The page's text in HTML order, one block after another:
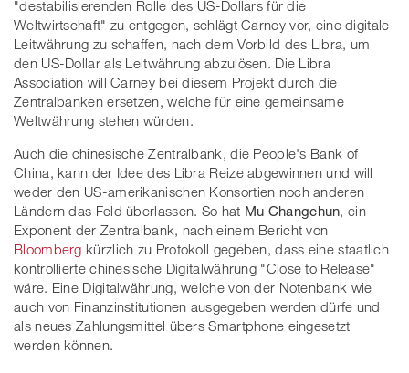
"destabilisierenden Rolle des US-Dollars für die
Weltwirtschaft" zu entgegen, schlägt Carney vor, eine digitale
Leitwährung zu schaffen, nach dem Vorbild des Libra, um
den US-Dollar als Leitwährung abzulösen. Die Libra
Association will Carney bei diesem Projekt durch die
Zentralbanken ersetzen, welche für eine gemeinsame
Weltwährung stehen würden.
Auch die chinesische Zentralbank, die People's Bank of
China, kann der Idee des Libra Reize abgewinnen und will
weder den US-amerikanischen Konsortien noch anderen
Ländern das Feld überlassen. So hat Mu Changchun, ein
Exponent der Zentralbank, nach einem Bericht von
Bloomberg kürzlich zu Protokoll gegeben, dass eine staatlich
kontrollierte chinesische Digitalwährung "Close to Release"
wäre. Eine Digitalwährung, welche von der Notenbank wie
auch von Finanzinstitutionen ausgegeben werden dürfe und
als neues Zahlungsmittel übers Smartphone eingesetzt
werden können.